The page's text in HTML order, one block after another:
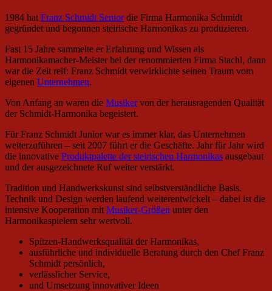
1984 hat Franz Schmidt Seniordie Firma Harmonika Schmidt
gegründet und begonnen steirische Harmonikas zu produzieren.
Fast 15 Jahre sammelte er Erfahrung und Wissen als
Harmonikamacher-Meister bei der renommierten Firma Stachl, dann
war die Zeit reif: Franz Schmidt verwirklichte seinen Traum vom
eigenen Unternehmen.
Von Anfang an waren die Musikervon der herausragenden Qualität
der Schmidt-Harmonika begeistert.
Für Franz Schmidt Junior war es immer klar, das Unternehmen
weiterzuführen – seit 2007 führt er die Geschäfte. Jahr für Jahr wird
die innovative Produktpalette der steirischen Harmonikas ausgebaut
und der ausgezeichnete Ruf weiter verstärkt.
Tradition und Handwerkskunst sind selbstverständliche Basis.
Technik und Design werden laufend weiterentwickelt – dabei ist die
intensive Kooperation mit Musiker-Größen unter den
Harmonikaspielern sehr wertvoll.
Spitzen-Handwerksqualität der Harmonikas,
ausführliche und individuelle Beratung durch den Chef Franz
Schmidt persönlich,
verlässlicher Service,
und Umsetzung innovativer Ideen